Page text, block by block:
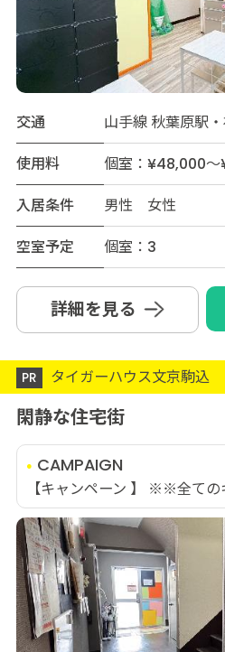
交通
山手線 秋葉原駅
使用料
個室：¥48,000
入居条件
男性 女性
空室予定
個室：3
詳細を見る
PR タイガーハウス文京駒込
閑静な住宅街
CAMPAIGN
【キャンペーン 】 ※※全て